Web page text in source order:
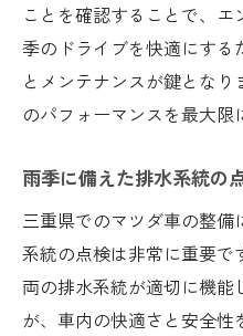
ことを確認することで、
季のドライブを快適にする
とメンテナンスが鍵とな
のパフォーマンスを最大限
雨季に備えた排水系統の
三重県でのマツダ車の整
系統の点検は非常に重要
両の排水系統が適切に機能
が、車内の快適さと安全性